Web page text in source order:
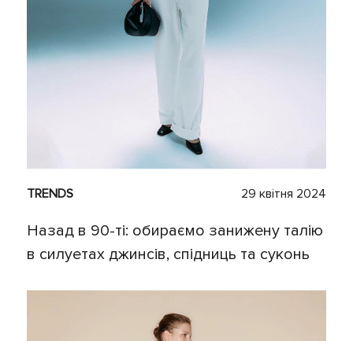
TRENDS 29 квітня 2024
Назад в 90-ті: обираємо занижену талію
в силуетах джинсів, спідниць та суконь